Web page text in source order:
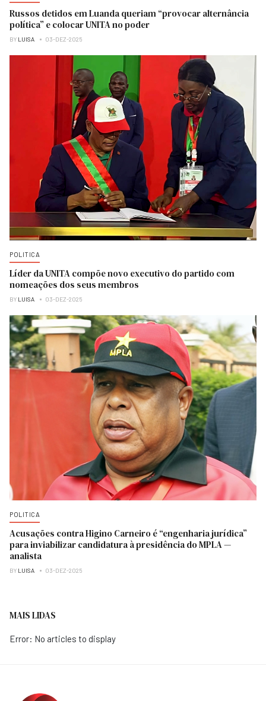
Russos detidos em Luanda queriam “provocar alternância
política” e colocar UNITA no poder
BY LUISA 03-DEZ-2025
POLITICA
Líder da UNITA compõe novo executivo do partido com
nomeações dos seus membros
BY LUISA 03-DEZ-2025
POLITICA
Acusações contra Higino Carneiro é “engenharia jurídica”
para inviabilizar candidatura à presidência do MPLA —
analista
BY LUISA 03-DEZ-2025
MAIS LIDAS
Error: No articles to display